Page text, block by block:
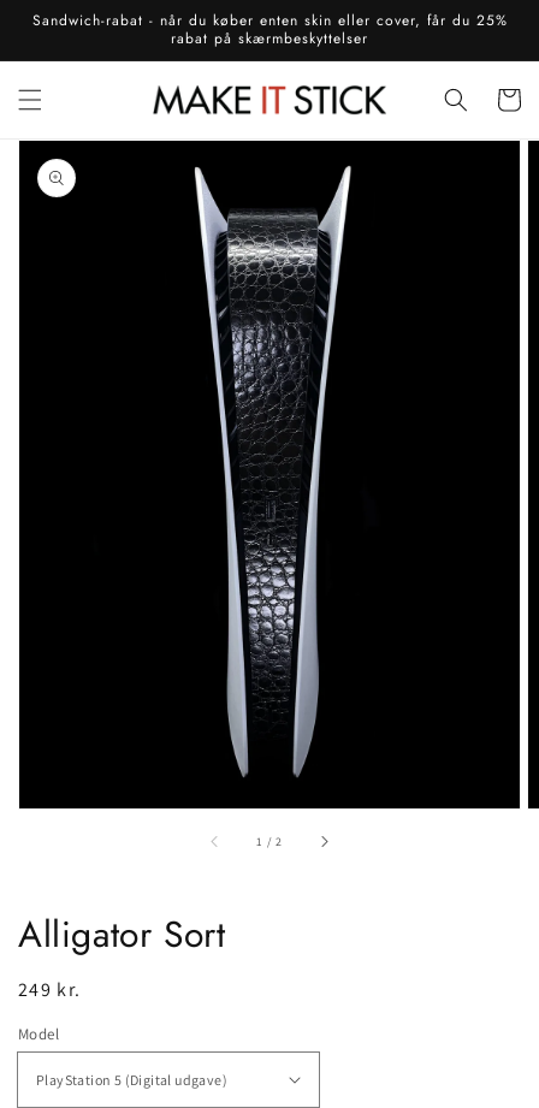
Gå til
Sandwich-rabat - når du køber enten skin eller cover, får du 25%
rabat på skærmbeskyttelser
Åbn
mediet
1
i
gallerivisning
1 /af2
Alligator Sort
Normalpris
249 kr.
Model